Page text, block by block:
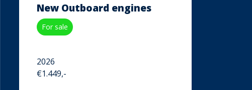
New Outboard engines
For sale
2026
€1.449,-